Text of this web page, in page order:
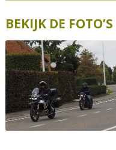
BEKIJK DE FOTO’S